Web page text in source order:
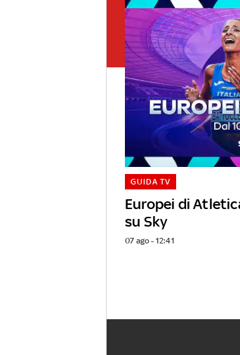
Europei di
su Sky
GUIDA TV
07 ago - 12:41